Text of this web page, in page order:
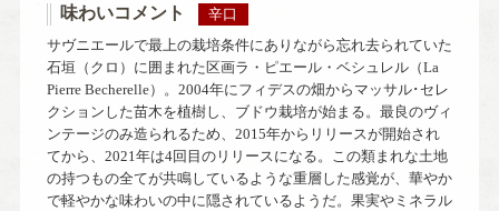
味わいコメント
辛口
サヴニエールで最上の栽培条件にありながら忘れ去られていた
石垣（クロ）に囲まれた区画ラ・ピエール・ベシュレル（La
Pierre Becherelle）。2004年にフィデスの畑からマッサル･セレ
クションした苗木を植樹し、ブドウ栽培が始まる。最良のヴィ
ンテージのみ造られるため、2015年からリリースが開始され
てから、2021年は4回目のリリースになる。この類まれな土地
の持つもの全てが共鳴しているような重層した感覚が、華やか
で軽やかな味わいの中に隠されているようだ。果実やミネラル